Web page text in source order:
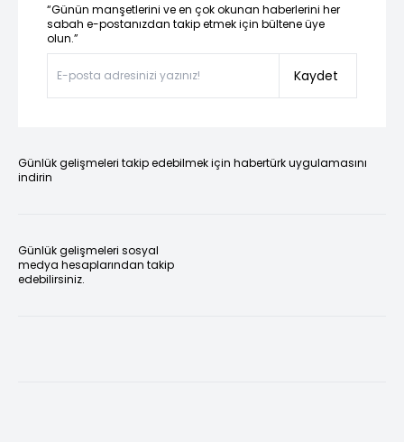
“Günün manşetlerini ve en çok okunan haberlerini her
sabah e-postanızdan takip etmek için bültene üye
olun.”
Kaydet
Günlük gelişmeleri takip edebilmek için habertürk uygulamasını
indirin
Günlük gelişmeleri sosyal
medya hesaplarından takip
edebilirsiniz.